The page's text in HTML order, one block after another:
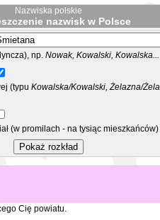
Nazwiska polskie
nazwisk w Polsce
np. Nowak, Kowalski, Kowalska...
(typu Kowalska/Kowalski, Żelazna/
(w promilach - na tysiąc
Cię powiatu.